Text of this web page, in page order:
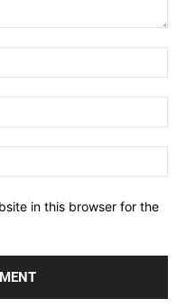
in this browser for the